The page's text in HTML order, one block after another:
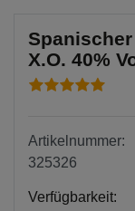
X.O. 40%
Artikelnummer:
325326
Verfügbarkeit: